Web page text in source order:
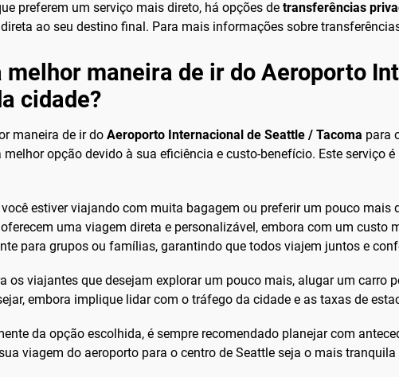
preferem um serviço mais direto, há opções de transferências
ao seu destino final. Para mais informações sobre
melhor maneira de ir do Aeroporto
cidade?
maneira de ir do Aeroporto Internacional de Seattle / Tacoma para
melhor opção devido à sua eficiência e custo-benefício. Este serviço
estiver viajando com muita bagagem ou preferir um pouco
uma viagem direta e personalizável, embora com um
para grupos ou famílias, garantindo que todos viajem juntos e
os viajantes que desejam explorar um pouco mais, alugar um carro
embora implique lidar com o tráfego da cidade e as taxas de
da opção escolhida, é sempre recomendado planejar com
viagem do aeroporto para o centro de Seattle seja o mais